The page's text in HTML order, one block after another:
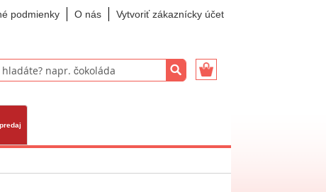
podmienky O nás Vytvoriť zákaznícky účet
Košík
Vyhľadať